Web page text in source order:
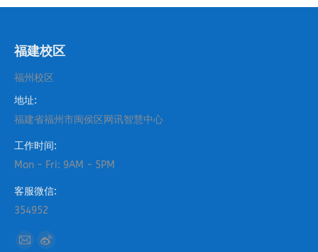
福建校区
福州校区
地址:
福建省福州市闽侯区网讯智慧中心
工作时间:
Mon - Fri: 9AM - 5PM
客服微信:
354952
找到我们：
MailWeibo